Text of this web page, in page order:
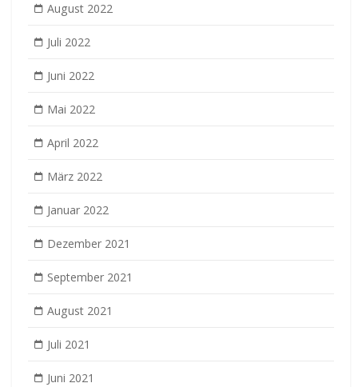
August 2022
Juli 2022
Juni 2022
Mai 2022
April 2022
März 2022
Januar 2022
Dezember 2021
September 2021
August 2021
Juli 2021
Juni 2021